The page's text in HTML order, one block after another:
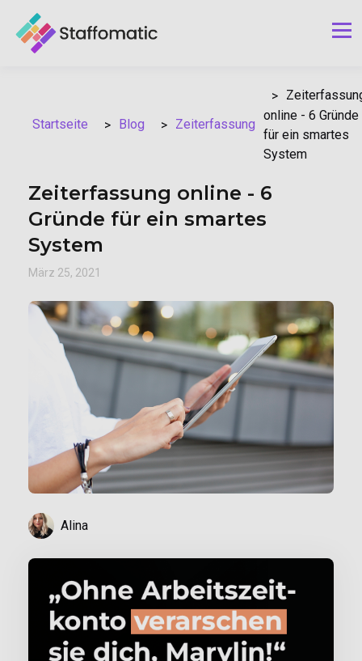
Startseite Blog Zeiterfassung
online - 6 Gründe
für ein smartes
System
Zeiterfassung online - 6
Gründe für ein smartes
System
März 25, 2021
Alina